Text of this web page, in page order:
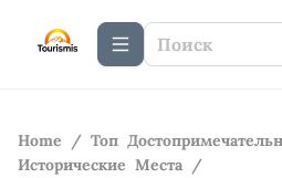
Home / Топ
Исторические Места /